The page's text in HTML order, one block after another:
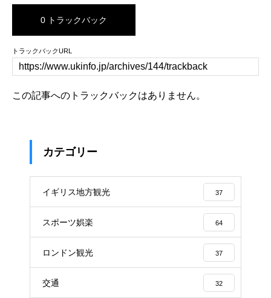
0 トラックバック
トラックバックURL
この記事へのトラックバックはありません。
カテゴリー
イギリス地方観光 37
スポーツ娯楽 64
ロンドン観光 37
交通 32